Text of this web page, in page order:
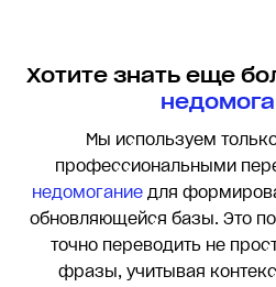
Хотите знать еще
Мы используем
профессиональными
недомоганиедля
обновляющейся базы. Это
точно переводить не
фразы, учитывая